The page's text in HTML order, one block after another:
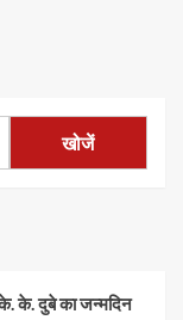
खोजें
के. दुबे का जन्मदिन